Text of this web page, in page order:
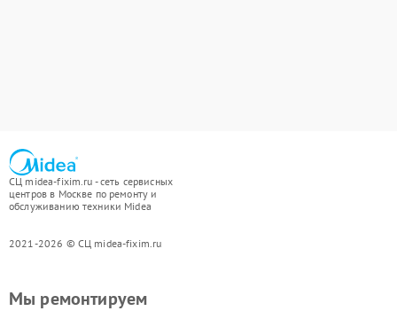
СЦ midea-fixim.ru - сеть сервисных
центров в Москве по ремонту и
обслуживанию техники Midea
2021-2026 © СЦ midea-fixim.ru
Мы ремонтируем